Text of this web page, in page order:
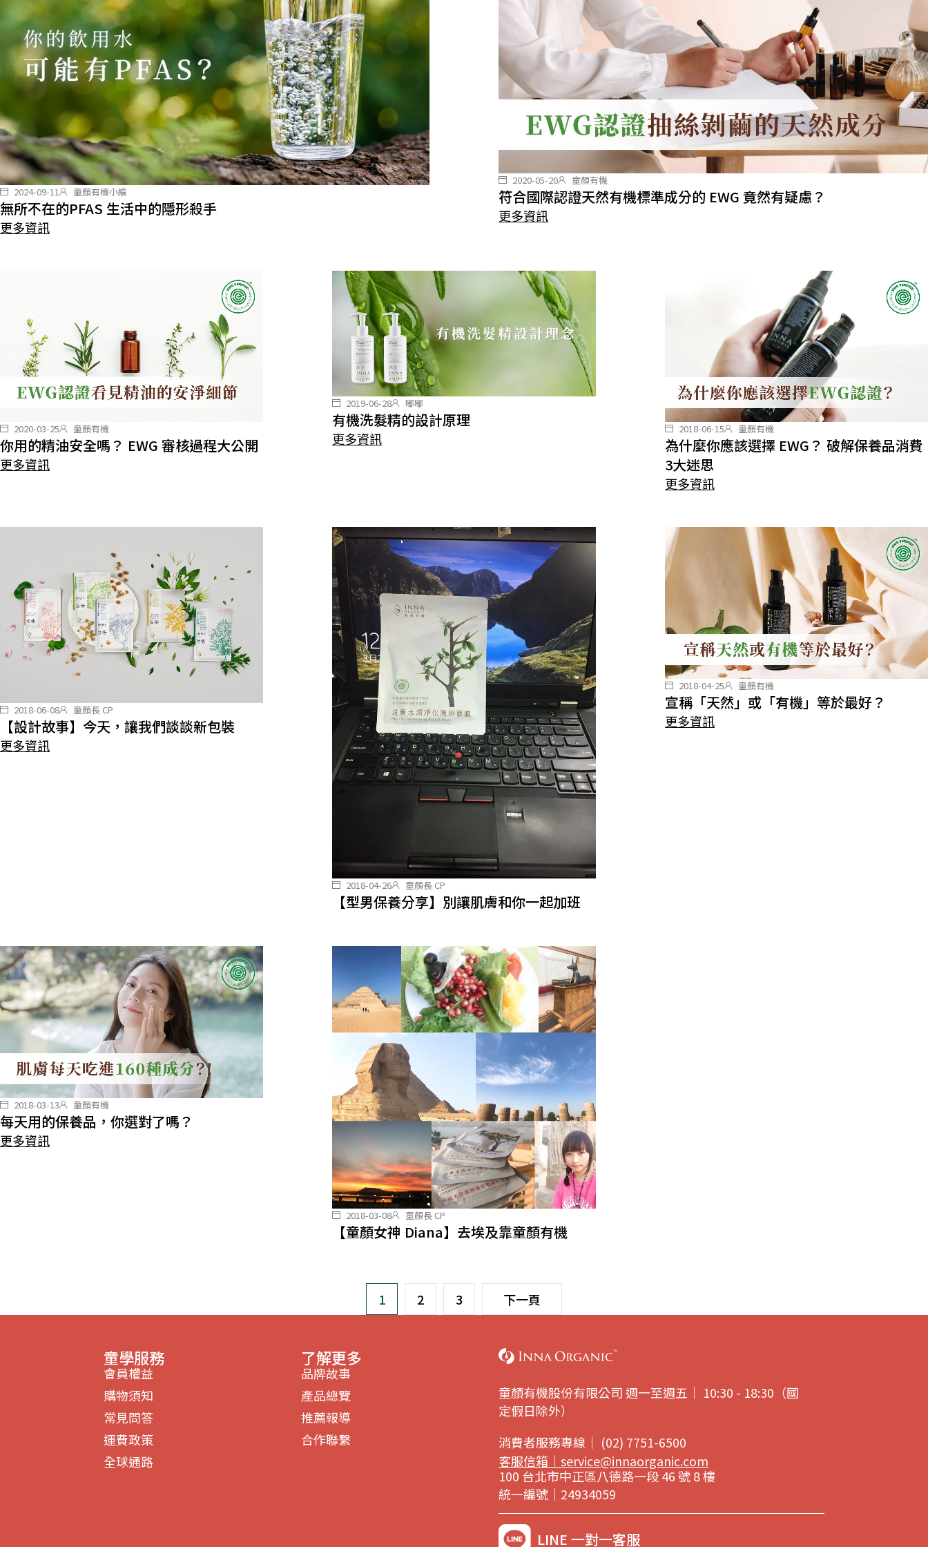
2024-09-11 童顏有機小編
無所不在的PFAS 生活中的隱形殺手
更多資訊
2020-05-20 童顏有機
符合國際認證天然有機標準成分的 EWG 竟然有疑慮？
更多資訊
2020-03-25 童顏有機
你用的精油安全嗎？ EWG 審核過程大公開
更多資訊
2019-06-28 嘟嘟
有機洗髮精的設計原理
更多資訊
2018-06-15 童顏有機
為什麼你應該選擇 EWG？ 破解保養品消費
3大迷思
更多資訊
2018-06-08 童顏長 CP
【設計故事】今天，讓我們談談新包裝
更多資訊
2018-04-26 童顏長 CP
【型男保養分享】別讓肌膚和你一起加班
2018-04-25 童顏有機
宣稱「天然」或「有機」等於最好？
更多資訊
2018-03-13 童顏有機
每天用的保養品，你選對了嗎？
更多資訊
2018-03-08 童顏長 CP
【童顏女神 Diana】去埃及靠童顏有機
1 2 3 下一頁
童學服務
會員權益
購物須知
常見問答
運費政策
全球通路
了解更多
品牌故事
產品總覽
推薦報導
合作聯繫
童顏有機股份有限公司 週一至週五｜ 10:30 - 18:30（國
定假日除外）
消費者服務專線｜ (02) 7751-6500
客服信箱｜ service@innaorganic.com
100 台北市中正區八德路一段 46 號 8 樓
統一編號｜24934059
LINE 一對一客服